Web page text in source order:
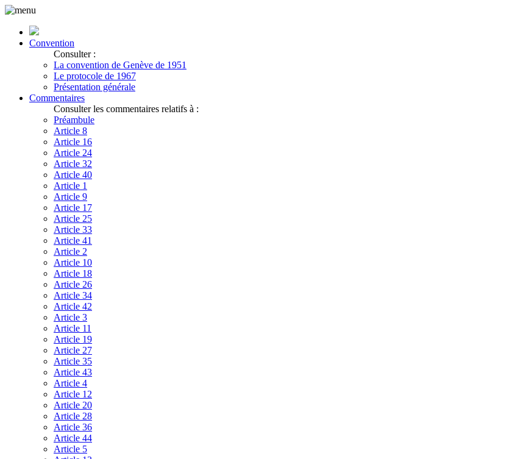
Convention
Consulter :
La convention de Genève de 1951
Le protocole de 1967
Présentation générale
Commentaires
Consulter les commentaires relatifs à :
Préambule
Article 8
Article 16
Article 24
Article 32
Article 40
Article 1
Article 9
Article 17
Article 25
Article 33
Article 41
Article 2
Article 10
Article 18
Article 26
Article 34
Article 42
Article 3
Article 11
Article 19
Article 27
Article 35
Article 43
Article 4
Article 12
Article 20
Article 28
Article 36
Article 44
Article 5